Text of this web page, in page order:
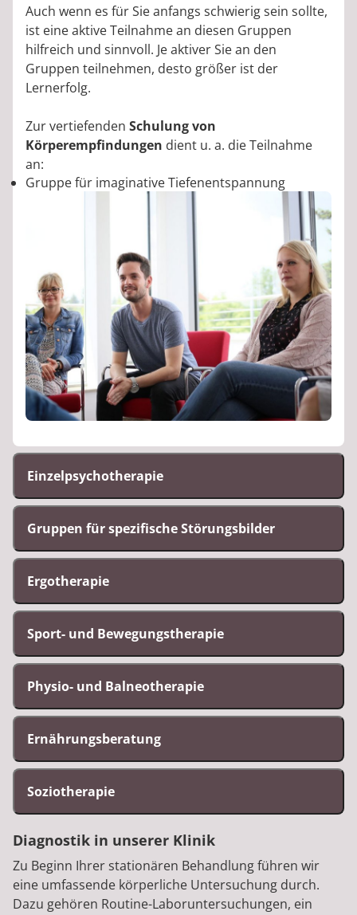
Auch wenn es für Sie anfangs schwierig sein sollte,
ist eine aktive Teilnahme an diesen Gruppen
hilfreich und sinnvoll. Je aktiver Sie an den
Gruppen teilnehmen, desto größer ist der
Lernerfolg.
Zur vertiefenden Schulung von
Körperempfindungen dient u. a. die Teilnahme
an:
Gruppe für imaginative Tiefenentspannung
Einzelpsychotherapie
Gruppen für spezifische Störungsbilder
Ergotherapie
Sport- und Bewegungstherapie
Physio- und Balneotherapie
Ernährungsberatung
Soziotherapie
Diagnostik in unserer Klinik
Zu Beginn Ihrer stationären Behandlung führen wir
eine umfassende körperliche Untersuchung durch.
Dazu gehören Routine-Laboruntersuchungen, ein